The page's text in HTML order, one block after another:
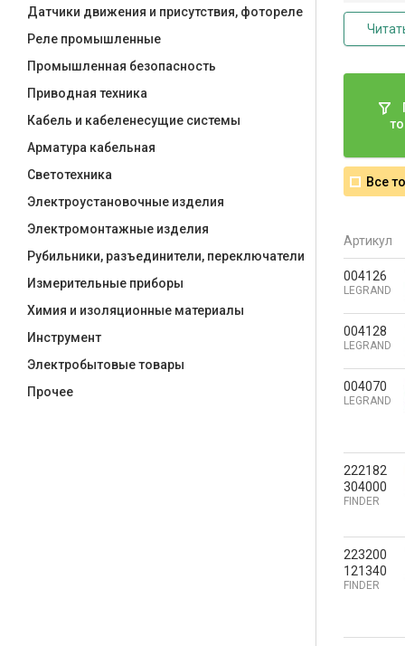
шум,
Все
Артикул
004126
LEGRAND
004128
LEGRAND
004070
LEGRAND
222182
304000
FINDER
223200
121340
FINDER
Датчики движения и присутствия, фотореле
Реле промышленные
Промышленная безопасность
Приводная техника
Кабель и кабеленесущие системы
Арматура кабельная
Светотехника
Электроустановочные изделия
Электромонтажные изделия
Рубильники, разъединители, переключатели
Измерительные приборы
Химия и изоляционные материалы
Инструмент
Электробытовые товары
Прочее